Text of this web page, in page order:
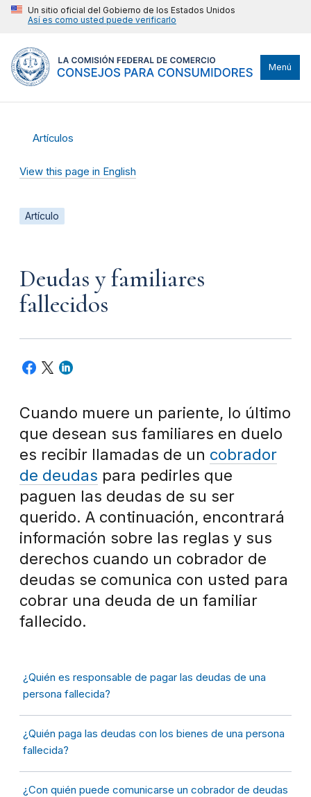
Un sitio oficial del Gobierno de los Estados Unidos
Así es como usted puede verificarlo
Menú
Artículos
View this page in English
Artículo
Deudas y familiares
fallecidos
Cuando muere un pariente, lo último
que desean sus familiares en duelo
es recibir llamadas de un cobrador
de deudas para pedirles que
paguen las deudas de su ser
querido. A continuación, encontrará
información sobre las reglas y sus
derechos cuando un cobrador de
deudas se comunica con usted para
cobrar una deuda de un familiar
fallecido.
¿Quién es responsable de pagar las deudas de una
persona fallecida?
¿Quién paga las deudas con los bienes de una persona
fallecida?
¿Con quién puede comunicarse un cobrador de deudas